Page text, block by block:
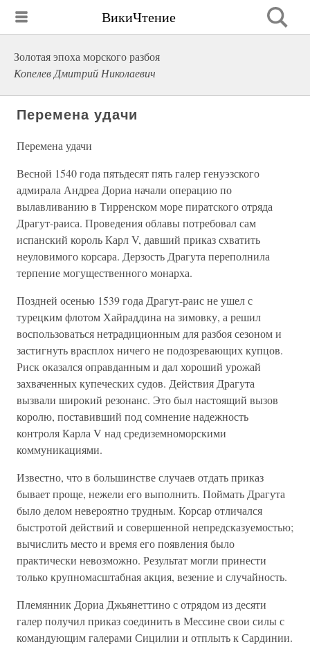
ВикиЧтение
Золотая эпоха морского разбоя
Копелев Дмитрий Николаевич
Перемена удачи
Перемена удачи
Весной 1540 года пятьдесят пять галер генуэзского
адмирала Андреа Дориа начали операцию по
вылавливанию в Тирренском море пиратского отряда
Драгут-раиса. Проведения облавы потребовал сам
испанский король Карл V, давший приказ схватить
неуловимого корсара. Дерзость Драгута переполнила
терпение могущественного монарха.
Поздней осенью 1539 года Драгут-раис не ушел с
турецким флотом Хайраддина на зимовку, а решил
воспользоваться нетрадиционным для разбоя сезоном и
застигнуть врасплох ничего не подозревающих купцов.
Риск оказался оправданным и дал хороший урожай
захваченных купеческих судов. Действия Драгута
вызвали широкий резонанс. Это был настоящий вызов
королю, поставивший под сомнение надежность
контроля Карла V над средиземноморскими
коммуникациями.
Известно, что в большинстве случаев отдать приказ
бывает проще, нежели его выполнить. Поймать Драгута
было делом невероятно трудным. Корсар отличался
быстротой действий и совершенной непредсказуемостью;
вычислить место и время его появления было
практически невозможно. Результат могли принести
только крупномасштабная акция, везение и случайность.
Племянник Дориа Джьянеттино с отрядом из десяти
галер получил приказ соединить в Мессине свои силы с
командующим галерами Сицилии и отплыть к Сардинии.